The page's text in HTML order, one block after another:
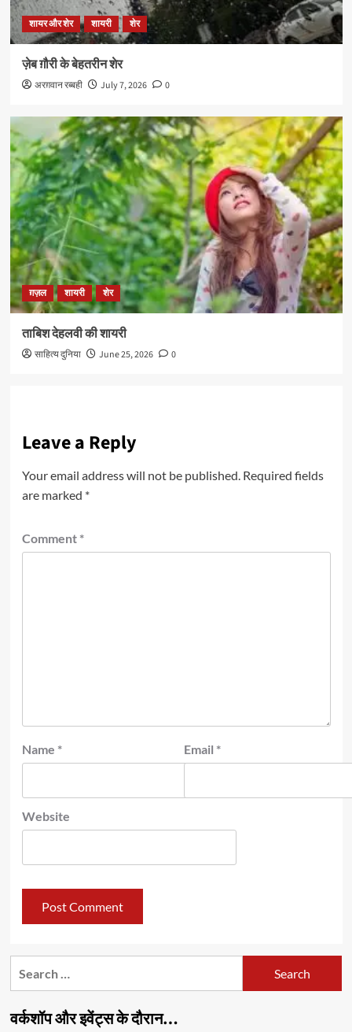
शायर और शेर शायरी शेर
ज़ेब ग़ौरी के बेहतरीन शेर
अरग़वान रब्बही July 7, 2026 0
ग़ज़ल शायरी शेर
ताबिश देहलवी की शायरी
साहित्य दुनिया June 25, 2026 0
Leave a Reply
Your email address will not be published. Required fields
are marked *
Comment *
Name * Email *
Website
वर्कशॉप और इवेंट्स के दौरान…